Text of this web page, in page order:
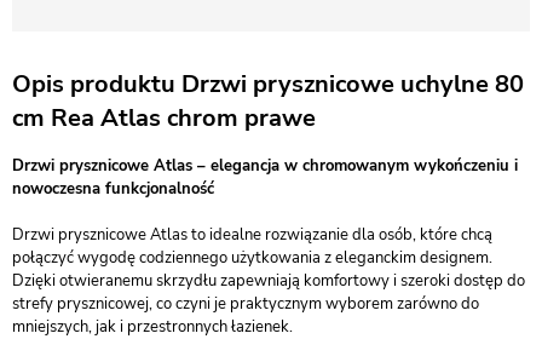
Opis produktu Drzwi prysznicowe uchylne 80
cm Rea Atlas chrom prawe
Drzwi prysznicowe Atlas – elegancja w chromowanym wykończeniu i
nowoczesna funkcjonalność
Drzwi prysznicowe Atlas to idealne rozwiązanie dla osób, które chcą
połączyć wygodę codziennego użytkowania z eleganckim designem.
Dzięki otwieranemu skrzydłu zapewniają komfortowy i szeroki dostęp do
strefy prysznicowej, co czyni je praktycznym wyborem zarówno do
mniejszych, jak i przestronnych łazienek.